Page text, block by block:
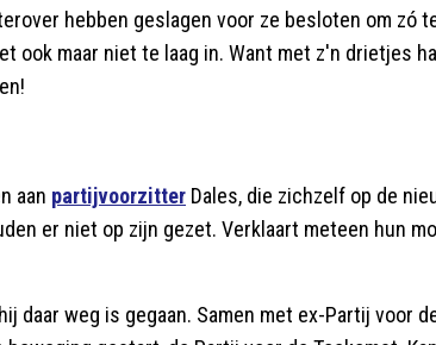
hebben geslagen voor ze besloten om zó
ook maar niet te laag in. Want met z'n drietjes
aan partijvoorzitter Dales, die zichzelf op de
er niet op zijn gezet. Verklaart meteen hun
daar weg is gegaan. Samen met ex-Partij voor